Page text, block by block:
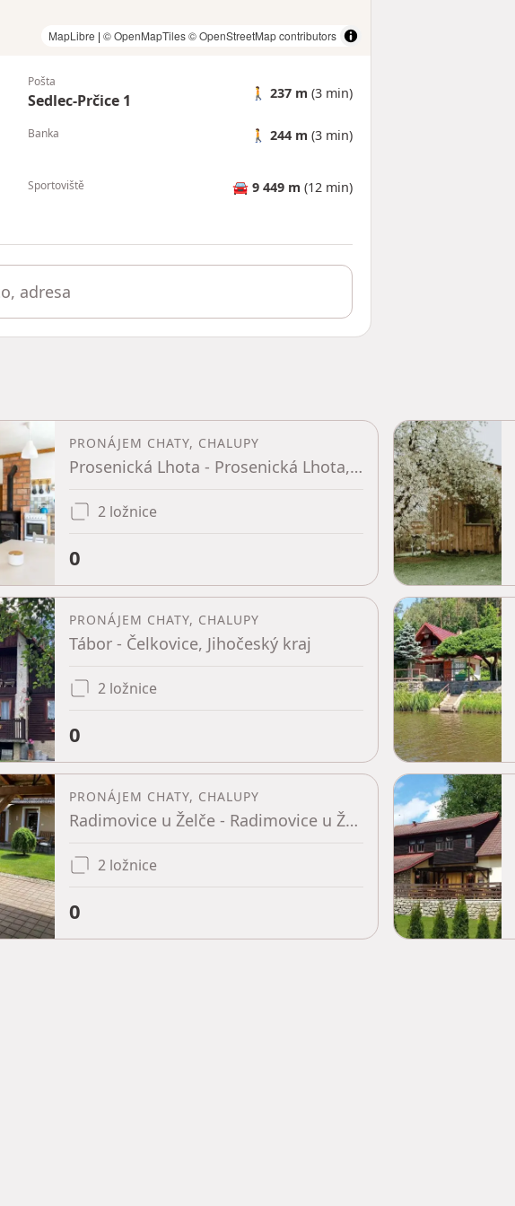
MapLibre | © OpenMapTiles© OpenStreetMap contributors
Pošta
Sedlec-Prčice 1 🚶 237 m (3 min)
Banka 🚶 244 m (3 min)
Sportoviště 🚘 9 449 m (12 min)
PRONÁJEM CHATY, CHALUPY
Prosenická Lhota - Prosenická Lhota, Středočeský kraj
2 ložnice
0
PRONÁJEM CHATY, CHALUPY
Tábor - Čelkovice, Jihočeský kraj
2 ložnice
0
PRONÁJEM CHATY, CHALUPY
Radimovice u Želče - Radimovice u Želče, Jihočeský kraj
2 ložnice
0